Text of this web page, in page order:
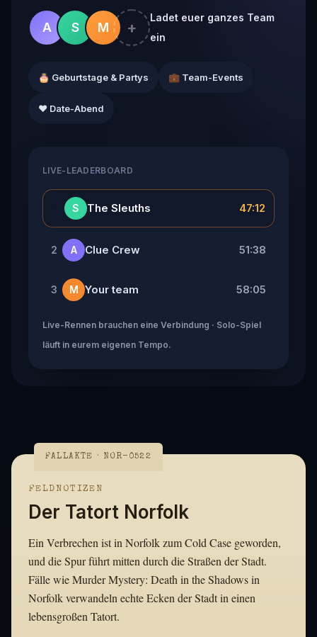
A S M +
Ladet euer ganzes Team
ein
🎂 Geburtstage & Partys 💼 Team-Events
❤️ Date-Abend
LIVE-LEADERBOARD
S The Sleuths 47:12
2 A Clue Crew 51:38
3 M Your team 58:05
Live-Rennen brauchen eine Verbindung · Solo-Spiel
läuft in eurem eigenen Tempo.
FALLAKTE · NOR-0522
FELDNOTIZEN
Der Tatort Norfolk
Ein Verbrechen ist in Norfolk zum Cold Case geworden,
und die Spur führt mitten durch die Straßen der Stadt.
Fälle wie Murder Mystery: Death in the Shadows in
Norfolk verwandeln echte Ecken der Stadt in einen
lebensgroßen Tatort.